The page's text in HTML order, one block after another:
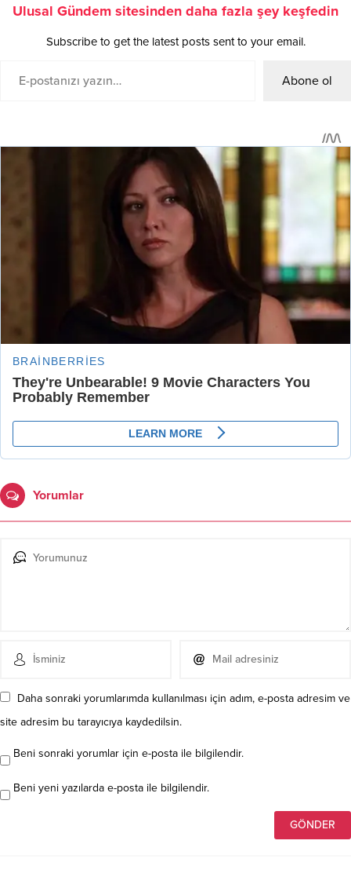
Ulusal Gündem sitesinden daha fazla şey keşfedin
Subscribe to get the latest posts sent to your email.
Abone ol
Yorumlar
Daha sonraki yorumlarımda kullanılması için adım, e-posta adresim ve
site adresim bu tarayıcıya kaydedilsin.
Beni sonraki yorumlar için e-posta ile bilgilendir.
Beni yeni yazılarda e-posta ile bilgilendir.